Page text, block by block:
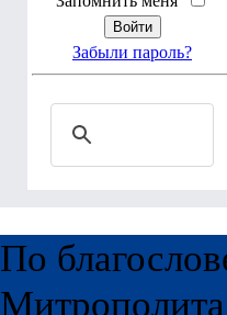
Забыли пароль?
По